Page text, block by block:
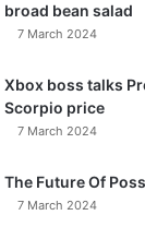
broad bean salad
7 March 2024
Xbox boss talks
Scorpio price
7 March 2024
The Future Of
7 March 2024